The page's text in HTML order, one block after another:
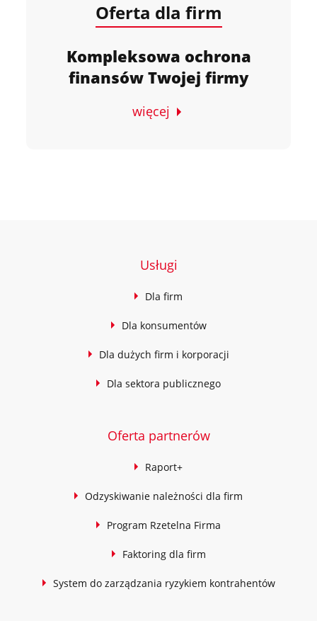
Oferta dla firm
Kompleksowa ochrona
finansów Twojej firmy
więcej
Usługi
Dla firm
Dla konsumentów
Dla dużych firm i korporacji
Dla sektora publicznego
Oferta partnerów
Raport+
Odzyskiwanie należności dla firm
Program Rzetelna Firma
Faktoring dla firm
System do zarządzania ryzykiem kontrahentów